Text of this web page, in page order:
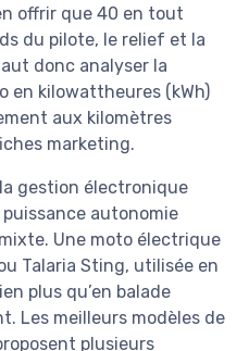
offrir que 40 en tout
du pilote, le relief et la
donc analyser la
en kilowattheures (kWh)
aux kilomètres
marketing.
gestion électronique
autonomie
Une moto électrique
Talaria Sting, utilisée en
plus qu’en balade
Les meilleurs modèles de
plusieurs